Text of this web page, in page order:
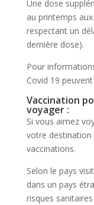
Une dose
au printemps
respectant un
dernière dose).
Pour
Covid 19
Vaccination
voyager :
Si vous aimez
votre destination
vaccinations.
Selon le pays
dans un pays
risques